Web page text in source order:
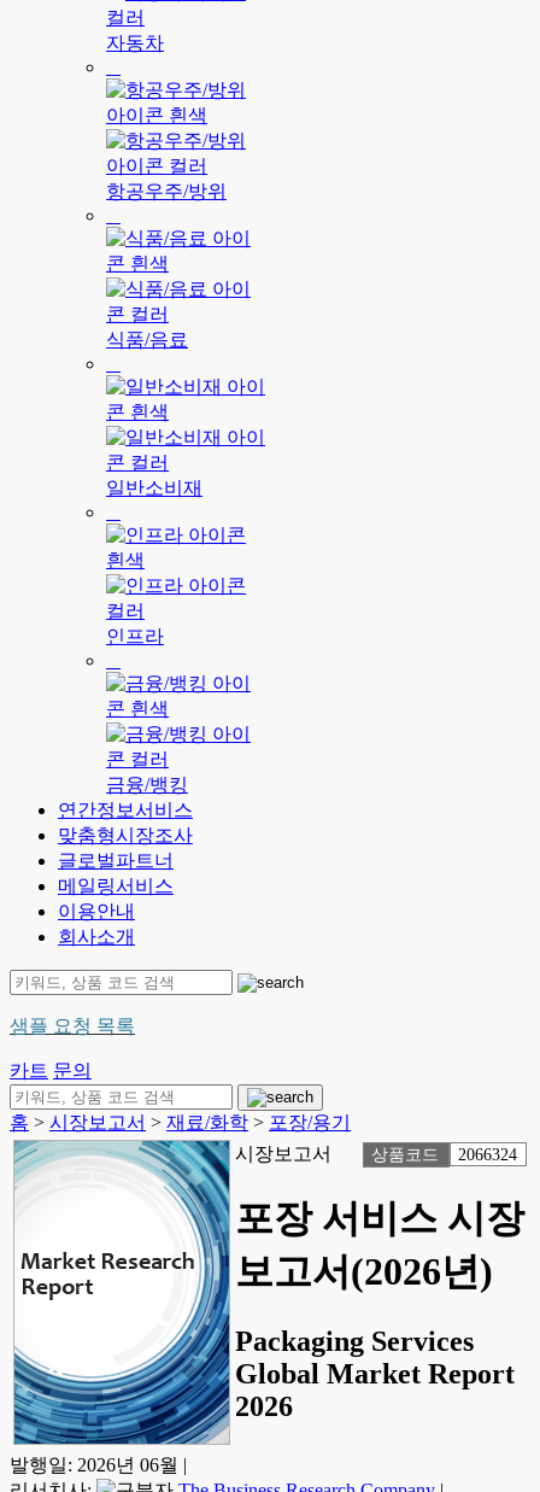
자동차
항공우주/방위
식품/음료
일반소비재
인프라
금융/뱅킹
연간정보서비스
맞춤형시장조사
글로벌파트너
메일링서비스
이용안내
회사소개
샘플 요청 목록
카트 문의
홈 > 시장보고서 > 재료/화학 > 포장/용기
시장보고서
상품코드 2066324
포장 서비스 시장
보고서(2026년)
Packaging Services
Global Market Report
2026
발행일: 2026년 06월 |